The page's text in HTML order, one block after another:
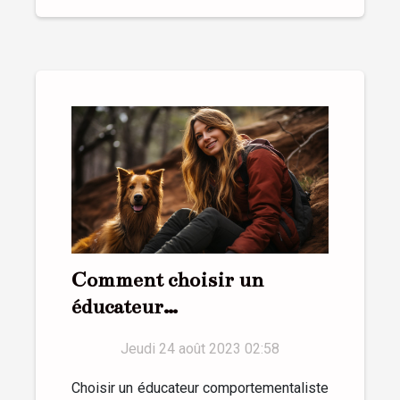
Comment choisir un
éducateur
votre chien à Var
Jeudi 24 août 2023 02:58
Choisir un éducateur comportementaliste